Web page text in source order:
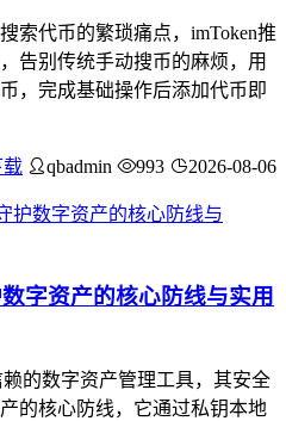
索代币的繁琐痛点，imToken推
告别传统手动搜币的麻烦，用
，完成基础操作后添加代币即
载 qbadmin 993 2026-08-06
字资产的核心防线与实用
的数字资产管理工具，其安全
的核心防线，它通过私钥本地